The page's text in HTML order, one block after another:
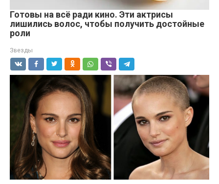
Готовы на всё ради кино. Эти актрисы
лишились волос, чтобы получить достойные
роли
Звезды